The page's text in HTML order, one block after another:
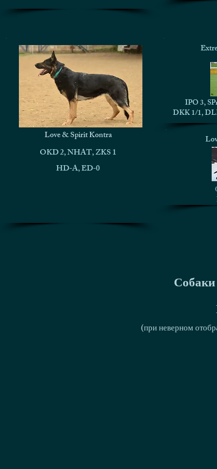
Love & Spirit Kontra
OKD 2, NHAT, ZKS 1
HD-A, ED-0
IPO 3,
DKK 1/1,
Собаки
(при неверном